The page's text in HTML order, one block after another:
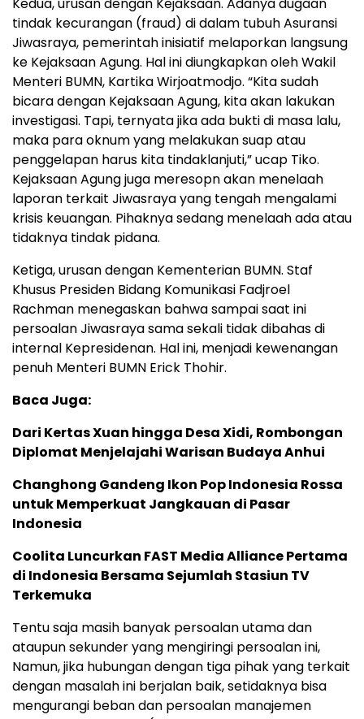
tindak kecurangan (fraud) di dalam tubuh Asuransi
Jiwasraya, pemerintah inisiatif melaporkan langsung
ke Kejaksaan Agung. Hal ini diungkapkan oleh Wakil
Menteri BUMN, Kartika Wirjoatmodjo. “Kita sudah
bicara dengan Kejaksaan Agung, kita akan lakukan
investigasi. Tapi, ternyata jika ada bukti di masa lalu,
maka para oknum yang melakukan suap atau
penggelapan harus kita tindaklanjuti,” ucap Tiko.
Kejaksaan Agung juga meresopn akan menelaah
laporan terkait Jiwasraya yang tengah mengalami
krisis keuangan. Pihaknya sedang menelaah ada atau
tidaknya tindak pidana.
Ketiga, urusan dengan Kementerian BUMN. Staf
Khusus Presiden Bidang Komunikasi Fadjroel
Rachman menegaskan bahwa sampai saat ini
persoalan Jiwasraya sama sekali tidak dibahas di
internal Kepresidenan. Hal ini, menjadi kewenangan
penuh Menteri BUMN Erick Thohir.
Baca Juga:
Dari Kertas Xuan hingga Desa Xidi, Rombongan
Diplomat Menjelajahi Warisan Budaya Anhui
Changhong Gandeng Ikon Pop Indonesia Rossa
untuk Memperkuat Jangkauan di Pasar
Indonesia
Coolita Luncurkan FAST Media Alliance Pertama
di Indonesia Bersama Sejumlah Stasiun TV
Terkemuka
Tentu saja masih banyak persoalan utama dan
ataupun sekunder yang mengiringi persoalan ini,
Namun, jika hubungan dengan tiga pihak yang terkait
dengan masalah ini berjalan baik, setidaknya bisa
mengurangi beban dan persoalan manajemen